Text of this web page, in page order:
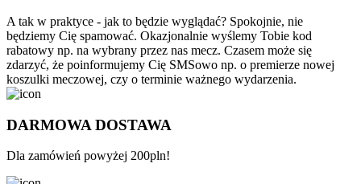
A tak w praktyce - jak to będzie wyglądać? Spokojnie, nie
będziemy Cię spamować. Okazjonalnie wyślemy Tobie kod
rabatowy np. na wybrany przez nas mecz. Czasem może się
zdarzyć, że poinformujemy Cię SMSowo np. o premierze nowej
koszulki meczowej, czy o terminie ważnego wydarzenia.
DARMOWA DOSTAWA
Dla zamówień powyżej 200pln!